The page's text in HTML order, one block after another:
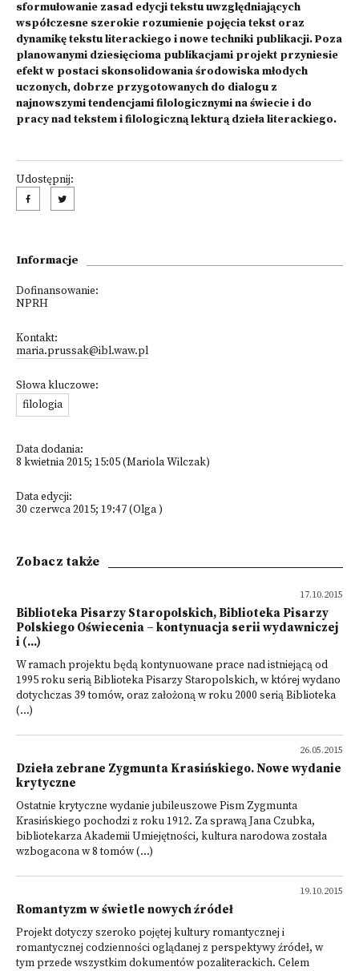
sformułowanie zasad edycji tekstu uwzględniających
współczesne szerokie rozumienie pojęcia tekst oraz
dynamikę tekstu literackiego i nowe techniki publikacji. Poza
planowanymi dziesięcioma publikacjami projekt przyniesie
efekt w postaci skonsolidowania środowiska młodych
uczonych, dobrze przygotowanych do dialogu z
najnowszymi tendencjami filologicznymi na świecie i do
pracy nad tekstem i filologiczną lekturą dzieła literackiego.
Udostępnij:
Informacje
Dofinansowanie:
NPRH
Kontakt:
maria.prussak@ibl.waw.pl
Słowa kluczowe:
filologia
Data dodania:
8 kwietnia 2015; 15:05 (Mariola Wilczak)
Data edycji:
30 czerwca 2015; 19:47 (Olga )
Zobacz także
17.10.2015
Biblioteka Pisarzy Staropolskich, Biblioteka Pisarzy
Polskiego Oświecenia – kontynuacja serii wydawniczej
i (...)
W ramach projektu będą kontynuowane prace nad istniejącą od
1995 roku serią Biblioteka Pisarzy Staropolskich, w której wydano
dotychczas 39 tomów, oraz założoną w roku 2000 serią Biblioteka
(...)
26.05.2015
Dzieła zebrane Zygmunta Krasińskiego. Nowe wydanie
krytyczne
Ostatnie krytyczne wydanie jubileuszowe Pism Zygmunta
Krasińskiego pochodzi z roku 1912. Za sprawą Jana Czubka,
bibliotekarza Akademii Umiejętności, kultura narodowa została
wzbogacona w 8 tomów (...)
19.10.2015
Romantyzm w świetle nowych źródeł
Projekt dotyczy szeroko pojętej kultury romantycznej i
romantycznej codzienności oglądanej z perspektywy źródeł, w
tym przede wszystkim dokumentów pozaliterackich. Celem